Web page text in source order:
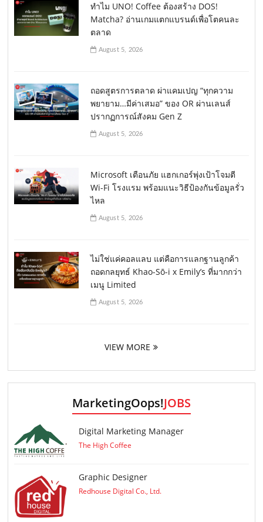
ทำไม UNO! Coffee ต้องสร้าง DOS!
Matcha? อ่านเกมแตกแบรนด์เพื่อโตคนละ
ตลาด
August 5, 2026
ถอดสูตรการตลาด ผ่าแคมเปญ “ทุกความ
พยายาม…มีค่าเสมอ” ของ OR ผ่านเลนส์
ปรากฏการณ์สังคม Gen Z
August 5, 2026
Microsoft เตือนภัย แฮกเกอร์พุ่งเป้าโจมตี
Wi-Fi โรงแรม พร้อมแนะวิธีป้องกันข้อมูลรั่ว
ไหล
August 5, 2026
ไม่ใช่แค่คอลแลบ แต่คือการแลกฐานลูกค้า
ถอดกลยุทธ์ Khao-Sō-i x Emily’s ที่มากกว่า
เมนู Limited
August 5, 2026
VIEW MORE
MarketingOops!JOBS
Digital Marketing Manager
The High Coffee
Graphic Designer
Redhouse Digital Co., Ltd.